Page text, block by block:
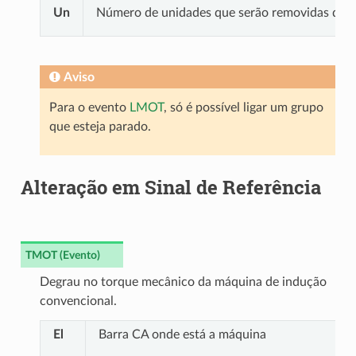
Un Número de unidades que serão removidas
Aviso
Para o evento LMOT, só é possível ligar um grupo
que esteja parado.
Alteração em Sinal de Referência
TMOT (Evento)
Degrau no torque mecânico da máquina de indução
convencional.
El Barra CA onde está a máquina